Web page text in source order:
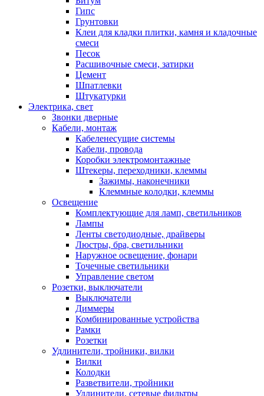
Гипс
Грунтовки
Клеи для кладки плитки, камня и кладочные
смеси
Песок
Расшивочные смеси, затирки
Цемент
Шпатлевки
Штукатурки
Электрика, свет
Звонки дверные
Кабели, монтаж
Кабеленесущие системы
Кабели, провода
Коробки электромонтажные
Штекеры, переходники, клеммы
Зажимы, наконечники
Клеммные колодки, клеммы
Освещение
Комплектующие для ламп, светильников
Лампы
Ленты светодиодные, драйверы
Люстры, бра, светильники
Наружное освещение, фонари
Точечные светильники
Управление светом
Розетки, выключатели
Выключатели
Диммеры
Комбинированные устройства
Рамки
Розетки
Удлинители, тройники, вилки
Вилки
Колодки
Разветвители, тройники
Удлинители, сетевые фильтры